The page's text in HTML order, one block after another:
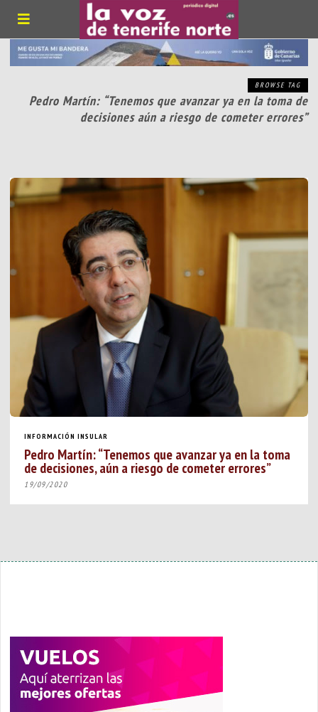
BROWSE TAG
Pedro Martín: “Tenemos que avanzar ya en la toma de
decisiones aún a riesgo de cometer errores”
INFORMACIÓN INSULAR
Pedro Martín: “Tenemos que avanzar ya en la toma
de decisiones, aún a riesgo de cometer errores”
19/09/2020